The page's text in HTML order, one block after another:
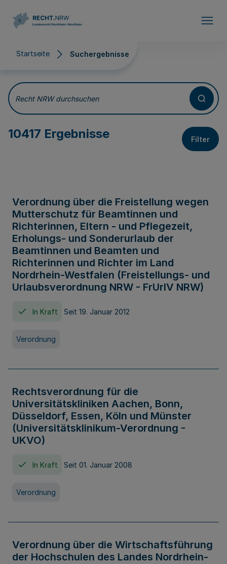
Startseite Suchergebnisse
Suchergebnisse
Recht NRW durchsuchen
10417 Ergebnisse Filter
Verordnung über die Freistellung wegen
Mutterschutz für Beamtinnen und
Richterinnen, Eltern - und Pflegezeit,
Erholungs- und Sonderurlaub der
Beamtinnen und Beamten und
Richterinnen und Richter im Land
Nordrhein-Westfalen (Freistellungs- und
Urlaubsverordnung NRW - FrUrlV NRW)
In Kraft Seit 19. Januar 2012
Verordnung
Rechtsverordnung für die
Universitätskliniken Aachen, Bonn,
Düsseldorf, Essen, Köln und Münster
(Universitätsklinikum-Verordnung -
UKVO)
In Kraft Seit 01. Januar 2008
Verordnung
Verordnung über die Wirtschaftsführung
der Hochschulen des Landes Nordrhein-